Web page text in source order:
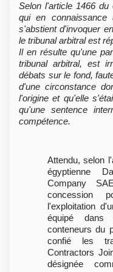
Selon l'article 1466
qui en
s'abstient d'invoquer
le tribunal arbitral est
Il en résulte qu'une
tribunal arbitral, est
débats sur le fond,
d'une circonstance
l'origine et qu'elle
qu'une sentence
compétence.
Attendu, selon
égyptienne
Company
concession
l'exploitation
équipé
conteneurs du
confié les
Contractors
désignée